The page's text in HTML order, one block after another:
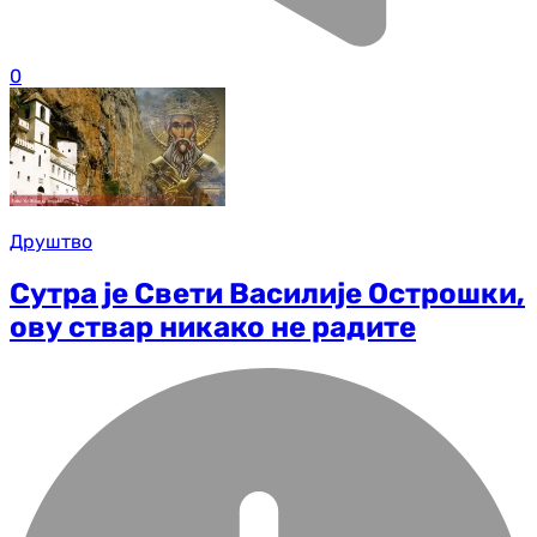
0
Друштво
Сутра је Свети Василије Острошки,
ову ствар никако не радите